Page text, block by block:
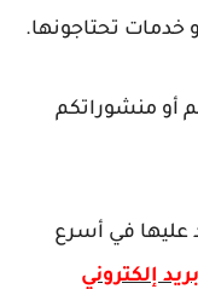
خدمات تحتاجونها.
أو منشوراتكم
عليها في أسرع
إلكتروني